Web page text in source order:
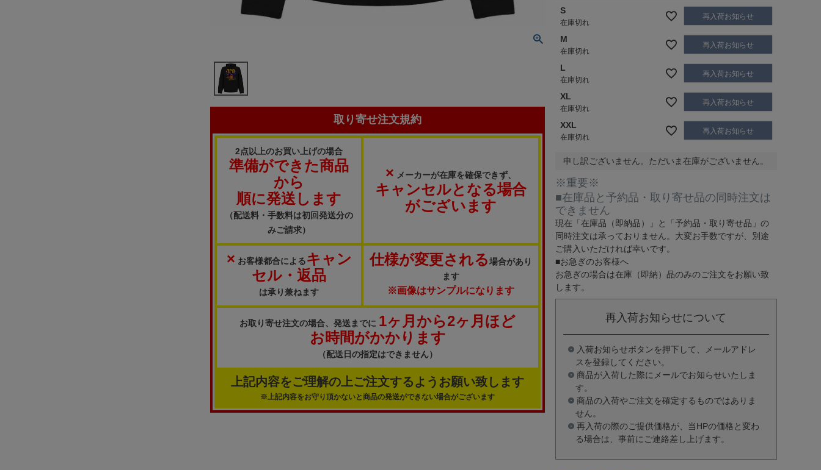
取り寄せ注文規約
2点以上のお買い上げの場合
準備ができた商品
から
順に発送します
（配送料・手数料は初回発送分の
みご請求）
× メーカーが在庫を確保できず、
キャンセルとなる場合
がございます
× お客様都合によるキャン
セル・返品
は承り兼ねます
仕様が変更される場合があり
ます
※画像はサンプルになります
お取り寄せ注文の場合、発送までに 1ヶ月から2ヶ月ほど
お時間がかかります
（配送日の指定はできません）
上記内容をご理解の上ご注文するようお願い致します
※上記内容をお守り頂かないと商品の発送ができない場合がございます
S
在庫切れ
再入荷お知らせ
M
在庫切れ
再入荷お知らせ
L
在庫切れ
再入荷お知らせ
XL
在庫切れ
再入荷お知らせ
XXL
在庫切れ
再入荷お知らせ
申し訳ございません。ただいま在庫がございません。
※重要※
■在庫品と予約品・取り寄せ品の同時注文は
できません
現在 「在庫品（即納品）」 と 「予約品・取り寄せ品」 の
同時注文は承っておりません。大変お手数ですが、別途
ご購入いただければ幸いです。
■お急ぎのお客様へ
お急ぎの場合は在庫（即納）品のみのご注文をお願い致
します。
再入荷お知らせについて
入荷お知らせボタンを押下して、メールアドレ
スを登録してください。
商品が入荷した際にメールでお知らせいたしま
す。
商品の入荷やご注文を確定するものではありま
せん。
再入荷の際のご提供価格が、当HPの価格と変わ
る場合は、事前にご連絡差し上げます。